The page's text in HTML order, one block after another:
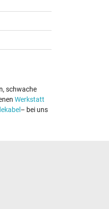
schwache
Werkstatt
– bei uns